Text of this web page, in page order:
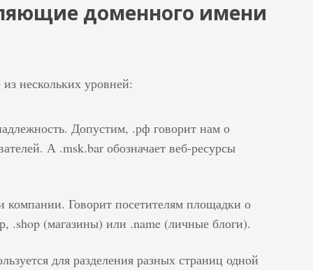
с политикой DNS. Каждый
доменного имени
нескольких уровней:
Допустим, .рф говорит нам о
А .msk.bar обозначает веб-ресурсы
компании. Говорит посетителям площадки о
.shop (магазины) или .name (личные блоги).
для разделения разных страниц одной